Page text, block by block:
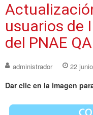
usuarios de
del PNAE
administrador 22
Dar clic en la imagen